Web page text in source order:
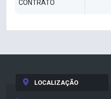
CONTRATO
LOCALIZAÇÃO